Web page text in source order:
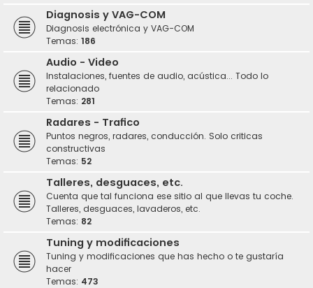
Diagnosis y VAG-COM
Diagnosis electrónica y VAG-COM
Temas: 186
Audio - Video
Instalaciones, fuentes de audio, acústica... Todo lo
relacionado
Temas: 281
Radares - Trafico
Puntos negros, radares, conducción. Solo criticas
constructivas
Temas: 52
Talleres, desguaces, etc.
Cuenta que tal funciona ese sitio al que llevas tu coche.
Talleres, desguaces, lavaderos, etc.
Temas: 82
Tuning y modificaciones
Tuning y modificaciones que has hecho o te gustaría
hacer
Temas: 473